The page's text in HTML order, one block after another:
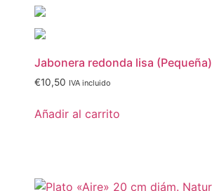
Jabonera redonda lisa (Pequeña)
€10,50 IVA incluido
Añadir al carrito